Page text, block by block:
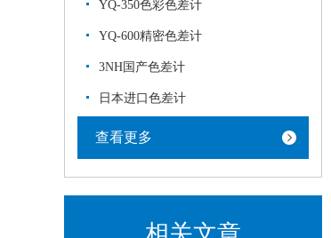
YQ-350色彩色差计
YQ-600精密色差计
3NH国产色差计
日本进口色差计
查看更多